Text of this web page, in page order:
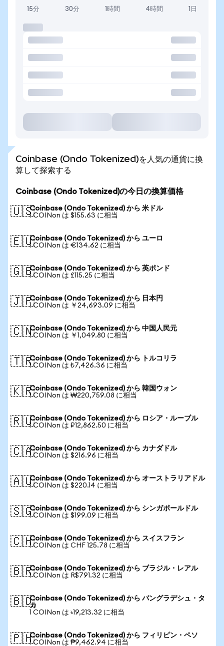
15分 30分 1時間 4時間 1日
Coinbase (Ondo Tokenized)を人気の通貨に換
算して探索する
Coinbase (Ondo Tokenized)の今日の換算価格
🇺🇸Coinbase (Ondo Tokenized) から 米ドル
1 COINon は $155.63 に相当
🇪🇺Coinbase (Ondo Tokenized) から ユーロ
1 COINon は €134.62 に相当
🇬🇧Coinbase (Ondo Tokenized) から 英ポンド
1 COINon は £115.25 に相当
🇯🇵Coinbase (Ondo Tokenized) から 日本円
1 COINon は ￥24,693.09 に相当
🇨🇳Coinbase (Ondo Tokenized) から 中国人民元
1 COINon は ￥1,049.80 に相当
🇹🇷Coinbase (Ondo Tokenized) から トルコリラ
1 COINon は ₺7,426.36 に相当
🇰🇷Coinbase (Ondo Tokenized) から 韓国ウォン
1 COINon は ₩220,759.08 に相当
🇷🇺Coinbase (Ondo Tokenized) から ロシア・ルーブル
1 COINon は ₽12,862.50 に相当
🇨🇦Coinbase (Ondo Tokenized) から カナダドル
1 COINon は $216.96 に相当
🇦🇺Coinbase (Ondo Tokenized) から オーストラリアドル
1 COINon は $220.14 に相当
🇸🇬Coinbase (Ondo Tokenized) から シンガポールドル
1 COINon は $199.09 に相当
🇨🇭Coinbase (Ondo Tokenized) から スイスフラン
1 COINon は CHF 125.78 に相当
🇧🇷Coinbase (Ondo Tokenized) から ブラジル・レアル
1 COINon は R$791.32 に相当
🇧🇩Coinbase (Ondo Tokenized) から バングラデシュ・タ
カ
1 COINon は ৳19,213.32 に相当
🇵🇭Coinbase (Ondo Tokenized) から フィリピン・ペソ
1 COINon は ₱9,462.94 に相当